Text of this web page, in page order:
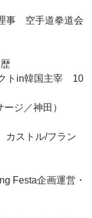
事 空手道拳道会
トin韓国主宰 10
ジ／神田）
カストル/フラン
Festa企画運営・